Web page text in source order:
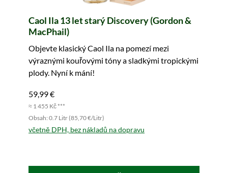
Caol Ila 13 let starý Discovery (Gordon &
MacPhail)
Objevte klasický Caol Ila na pomezí mezi
výraznými kouřovými tóny a sladkými tropickými
plody. Nyní k mání!
59,99 €
≈ 1 455 Kč ***
Obsah: 0.7 Litr (85,70 €/Litr)
včetně DPH, bez nákladů na dopravu